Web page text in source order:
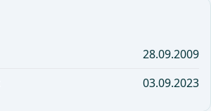
28.09.2009
03.09.2023